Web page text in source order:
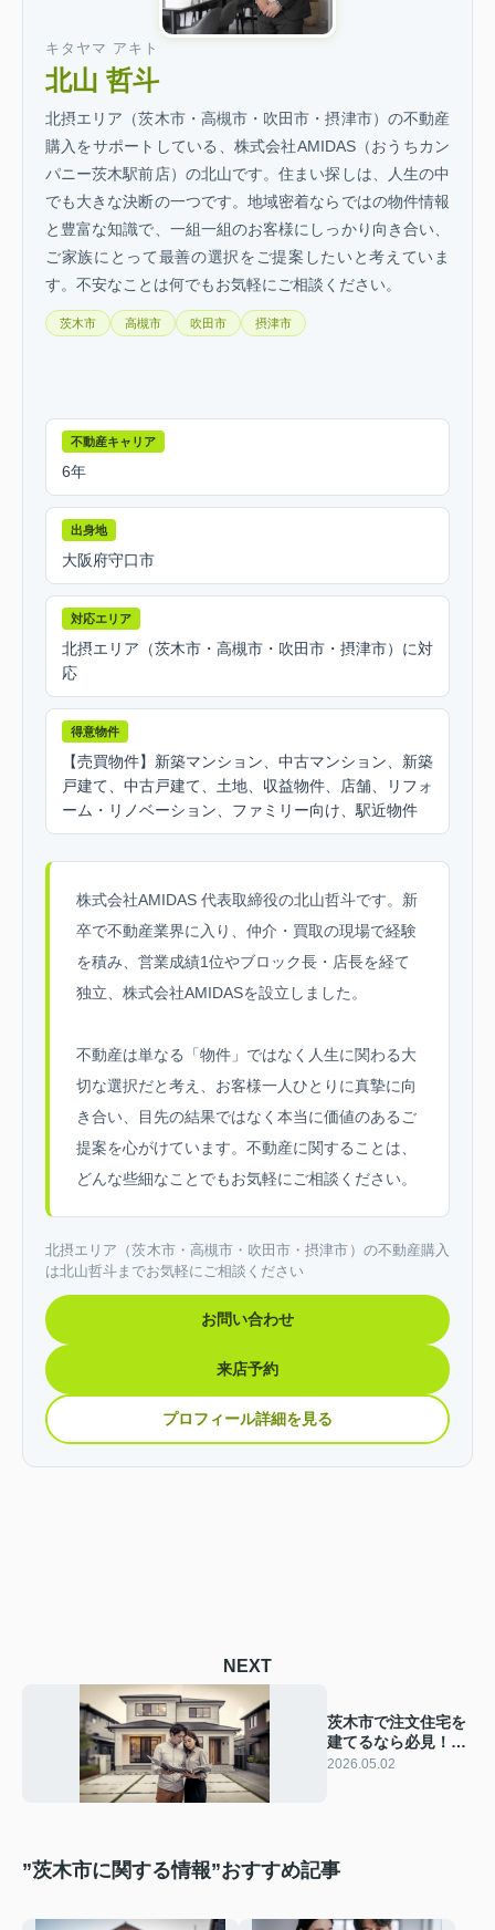
キタヤマ アキト
北山 哲斗
北摂エリア（茨木市・高槻市・吹田市・摂津市）の不動産
購入をサポートしている、株式会社AMIDAS（おうちカン
パニー茨木駅前店）の北山です。住まい探しは、人生の中
でも大きな決断の一つです。地域密着ならではの物件情報
と豊富な知識で、一組一組のお客様にしっかり向き合い、
ご家族にとって最善の選択をご提案したいと考えていま
す。不安なことは何でもお気軽にご相談ください。
茨木市 高槻市 吹田市 摂津市
不動産キャリア
6年
出身地
大阪府守口市
対応エリア
北摂エリア（茨木市・高槻市・吹田市・摂津市）に対
応
得意物件
【売買物件】新築マンション、中古マンション、新築
戸建て、中古戸建て、土地、収益物件、店舗、リフォ
ーム・リノベーション、ファミリー向け、駅近物件
株式会社AMIDAS 代表取締役の北山哲斗です。新
卒で不動産業界に入り、仲介・買取の現場で経験
を積み、営業成績1位やブロック長・店長を経て
独立、株式会社AMIDASを設立しました。
不動産は単なる「物件」ではなく人生に関わる大
切な選択だと考え、お客様一人ひとりに真摯に向
き合い、目先の結果ではなく本当に価値のあるご
提案を心がけています。不動産に関することは、
どんな些細なことでもお気軽にご相談ください。
北摂エリア（茨木市・高槻市・吹田市・摂津市）の不動産購入
は北山哲斗までお気軽にご相談ください
お問い合わせ
来店予約
プロフィール詳細を見る
NEXT
茨木市で注文住宅を
建てるなら必見！工
務店の比較ポイント
2026.05.02
”茨木市に関する情報”おすすめ記事